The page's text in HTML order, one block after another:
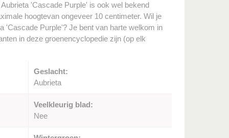
'Cascade Purple' is ook wel bekend
hoogtevan ongeveer 10 centimeter. Wil je
'Cascade Purple'? Je bent van harte welkom in
in deze groenencyclopedie zijn (op elk
Geslacht:
Aubrieta
Veelkleurig blad:
Nee